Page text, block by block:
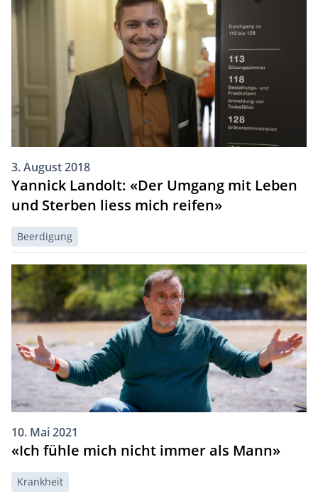
3. August 2018
Yannick Landolt: «Der Umgang mit Leben
und Sterben liess mich reifen»
Beerdigung
10. Mai 2021
«Ich fühle mich nicht immer als Mann»
Krankheit